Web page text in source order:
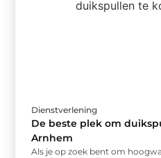
Dienstverlening
De beste plek om
Arnhem
Als je op zoek bent om